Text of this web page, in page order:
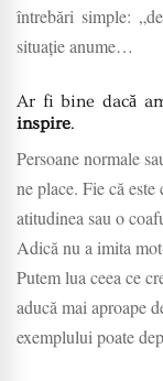
întrebări simple:
situație anume…
Ar fi bine dacă
inspire.
Persoane normale
ne place. Fie că
atitudinea sau o
Adică nu a imita
Putem lua ceea ce
aducă mai aproape
exemplului poate